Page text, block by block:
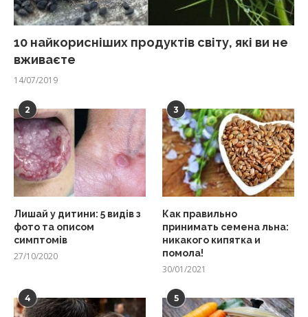
10 найкорисніших продуктів світу, які ви не
вживаєте
14/07/2019
2
Лишай у дитини: 5 видів з
фото та описом
симптомів
27/10/2020
3
Как правильно
принимать семена льна:
никакого кипятка и
помола!
30/01/2021
4 5